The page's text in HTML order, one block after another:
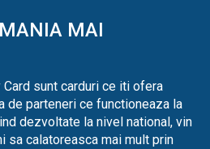
MAI
Card sunt carduri ce iti ofera
de parteneri ce functioneaza la
dezvoltate la nivel national, vin
sa calatoreasca mai mult prin